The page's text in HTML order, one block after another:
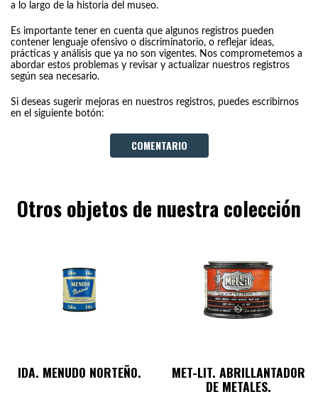
a lo largo de la historia del museo.
Es importante tener en cuenta que algunos registros pueden
contener lenguaje ofensivo o discriminatorio, o reflejar ideas,
prácticas y análisis que ya no son vigentes. Nos comprometemos a
abordar estos problemas y revisar y actualizar nuestros registros
según sea necesario.
Si deseas sugerir mejoras en nuestros registros, puedes escribirnos
en el siguiente botón:
COMENTARIO
Otros objetos de nuestra colección
IDA. MENUDO NORTEÑO. MET-LIT. ABRILLANTADOR
DE METALES.